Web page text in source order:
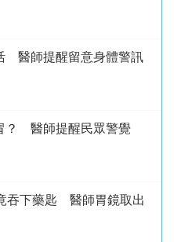
醫師提醒留意身體警訊
？ 醫師提醒民眾警覺
吞下藥匙 醫師胃鏡取出